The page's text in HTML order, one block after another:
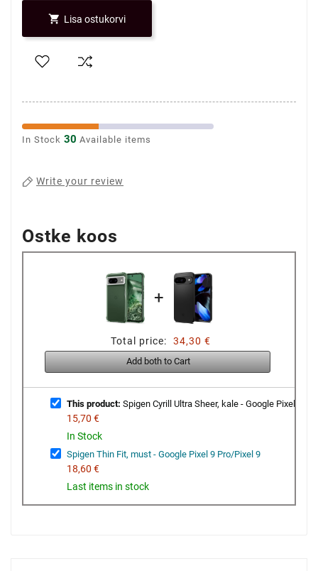
 Lisa ostukorvi
In Stock 30 Available items
Write your review
Ostke koos
+
Total price: 34,30 €
Add both to Cart
This product: Spigen Cyrill Ultra Sheer, kale - Google Pixel 8
15,70 €
In Stock
Spigen Thin Fit, must - Google Pixel 9 Pro/Pixel 9
18,60 €
Last items in stock